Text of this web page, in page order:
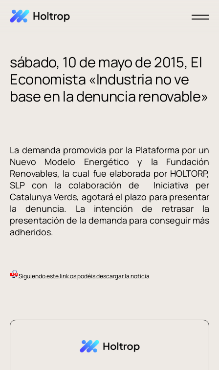
sábado, 10 de mayo de 2015, El
Economista «Industria no ve
base en la denuncia renovable»
La demanda promovida por la Plataforma por un
Nuevo Modelo Energético y la Fundación
Renovables, la cual fue elaborada por HOLTORP,
SLP con la colaboración de Iniciativa per
Catalunya Verds, agotará el plazo para presentar
la denuncia. La intención de retrasar la
presentación de la demanda para conseguir más
adheridos.
Siguiendo este link os podéis descargar la noticia